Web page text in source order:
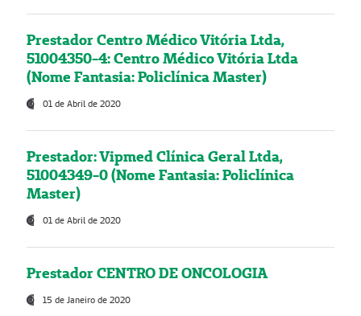
Prestador Centro Médico Vitória Ltda,
51004350-4: Centro Médico Vitória Ltda
(Nome Fantasia: Policlínica Master)
01 de Abril de 2020
Prestador: Vipmed Clínica Geral Ltda,
51004349-0 (Nome Fantasia: Policlínica
Master)
01 de Abril de 2020
Prestador CENTRO DE ONCOLOGIA
15 de Janeiro de 2020